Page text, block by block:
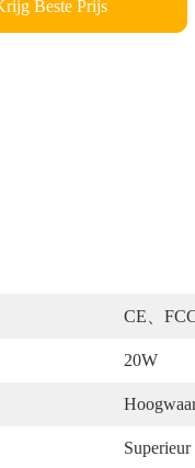
Beste Prijs
CE、
20W
Superieur